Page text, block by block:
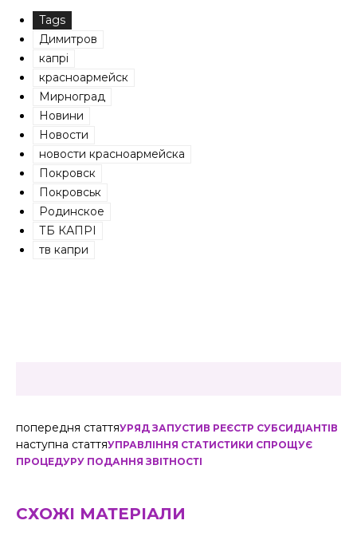
Tags
Димитров
капрі
красноармейск
Мирноград
Новини
Новости
новости красноармейска
Покровск
Покровськ
Родинское
ТБ КАПРІ
тв капри
попередня статтяУРЯД ЗАПУСТИВ РЕЄСТР СУБСИДІАНТІВ
наступна статтяУПРАВЛІННЯ СТАТИСТИКИ СПРОЩУЄ
ПРОЦЕДУРУ ПОДАННЯ ЗВІТНОСТІ
СХОЖІ МАТЕРІАЛИ